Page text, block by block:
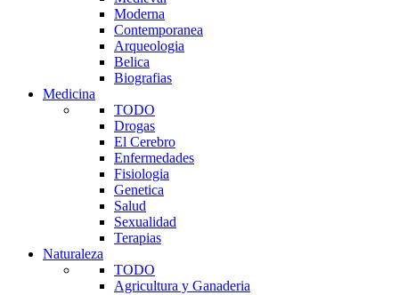
Moderna
Contemporanea
Arqueologia
Belica
Biografias
Medicina
TODO
Drogas
El Cerebro
Enfermedades
Fisiologia
Genetica
Salud
Sexualidad
Terapias
Naturaleza
TODO
Agricultura y Ganaderia